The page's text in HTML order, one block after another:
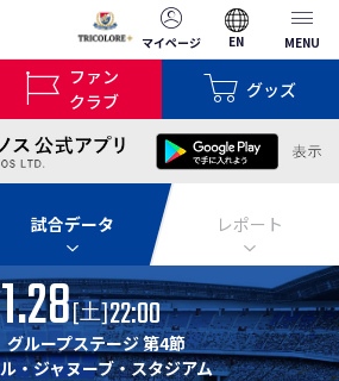
マイページ EN MENU
ファン
クラブ
グッズ
試合データ レポート
[土]22:00
ループステージ 第4節
・ジャヌーブ・スタジアム